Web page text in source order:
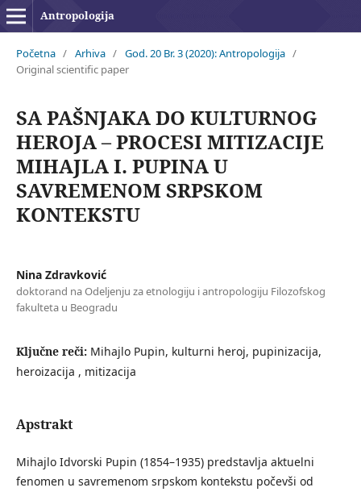
Antropologija
Početna / Arhiva / God. 20 Br. 3 (2020): Antropologija /
Original scientific paper
SA PAŠNJAKA DO KULTURNOG
HEROJA – PROCESI MITIZACIJE
MIHAJLA I. PUPINA U
SAVREMENOM SRPSKOM
KONTEKSTU
Nina Zdravković
doktorand na Odeljenju za etnologiju i antropologiju Filozofskog
fakulteta u Beogradu
Ključne reči: Mihajlo Pupin, kulturni heroj, pupinizacija,
heroizacija , mitizacija
Apstrakt
Mihajlo Idvorski Pupin (1854–1935) predstavlja aktuelni
fenomen u savremenom srpskom kontekstu počevši od